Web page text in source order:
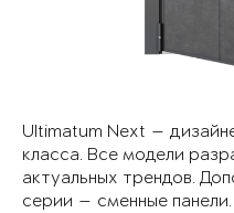
Ultimatum Next —
класса. Все модели
актуальных трендов.
серии — сменные